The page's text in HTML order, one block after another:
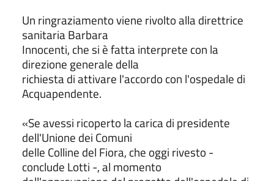
Un ringraziamento viene rivolto alla direttrice
sanitaria Barbara
Innocenti, che si è fatta interprete con la
direzione generale della
richiesta di attivare l'accordo con l'ospedale di
Acquapendente.
«Se avessi ricoperto la carica di presidente
dell'Unione dei Comuni
delle Colline del Fiora, che oggi rivesto -
conclude Lotti -, al momento